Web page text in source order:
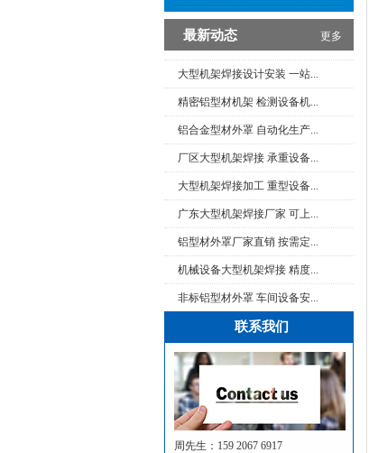
最新动态 更多
铝型材机架加工流程 工业机...
大型机架焊接设计安装 一站...
精密铝型材机架 检测设备机...
铝合金型材外罩 自动化生产...
厂区大型机架焊接 承重设备...
大型机架焊接加工 重型设备...
广东大型机架焊接厂家 可上...
铝型材外罩厂家直销 按需定...
机械设备大型机架焊接 精度...
非标铝型材外罩 车间设备安...
机箱方通钣金机架加工 结构...
加厚方通钣金机架 承重机架...
龙门机架大型焊接 大型钣金...
设备底座方通钣金机架 防锈...
机械设备方通钣金机架 钣金...
自动化大型机架焊接 牢固耐...
联系我们
周先生：159 2067 6917